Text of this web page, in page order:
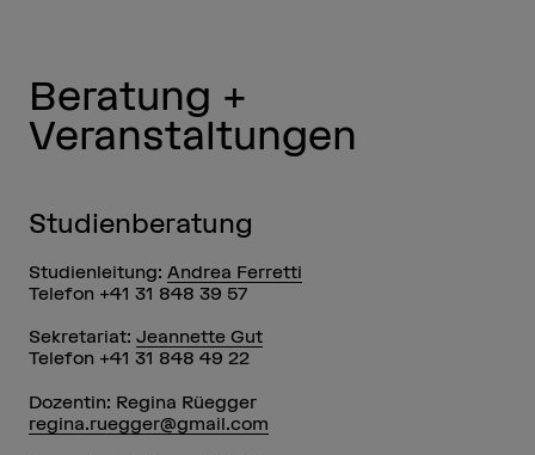
Beratung +
Veranstaltungen
Studienberatung
Studienleitung: Andrea Ferretti
Telefon +41 31 848 39 57
Sekretariat: Jeannette Gut
Telefon +41 31 848 49 22
Dozentin: Regina Rüegger
regina.ruegger@gmail.com